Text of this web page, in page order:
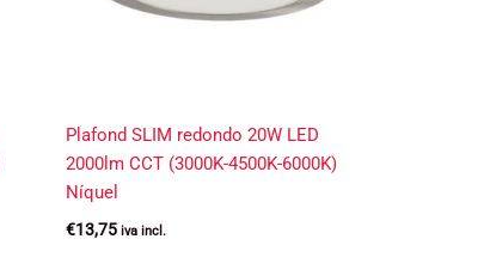
Plafond SLIM redondo 20W LED
2000lm CCT (3000K-4500K-6000K)
Níquel
€13,75 iva incl.